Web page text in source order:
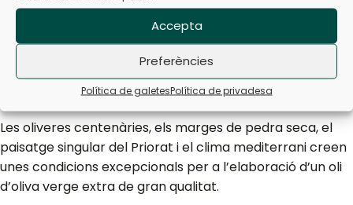
Accepta
Preferències
Política de galetesPolítica de privadesa
més reconeguts del sector.
Un premi que reconeix el Priorat
Aquest reconeixement internacional també posa en
valor el territori que dona origen als nostres olis.
Les oliveres centenàries, els marges de pedra seca, el
paisatge singular del Priorat i el clima mediterrani creen
unes condicions excepcionals per a l’elaboració d’un oli
d’oliva verge extra de gran qualitat.